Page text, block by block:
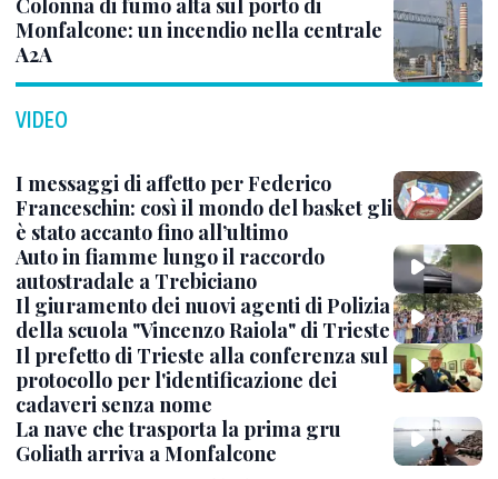
Colonna di fumo alta sul porto di
Monfalcone: un incendio nella centrale
A2A
VIDEO
I messaggi di affetto per Federico
Franceschin: così il mondo del basket gli
è stato accanto fino all’ultimo
Auto in fiamme lungo il raccordo
autostradale a Trebiciano
Il giuramento dei nuovi agenti di Polizia
della scuola "Vincenzo Raiola" di Trieste
Il prefetto di Trieste alla conferenza sul
protocollo per l'identificazione dei
cadaveri senza nome
La nave che trasporta la prima gru
Goliath arriva a Monfalcone